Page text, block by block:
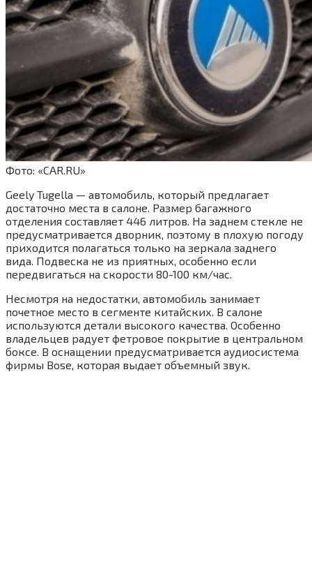
Фото: «CAR.RU»
Geely Tugella — автомобиль, который предлагает
достаточно места в салоне. Размер багажного
отделения составляет 446 литров. На заднем стекле не
предусматривается дворник, поэтому в плохую погоду
приходится полагаться только на зеркала заднего
вида. Подвеска не из приятных, особенно если
передвигаться на скорости 80-100 км/час.
Несмотря на недостатки, автомобиль занимает
почетное место в сегменте китайских. В салоне
используются детали высокого качества. Особенно
владельцев радует фетровое покрытие в центральном
боксе. В оснащении предусматривается аудиосистема
фирмы Bose, которая выдает объемный звук.